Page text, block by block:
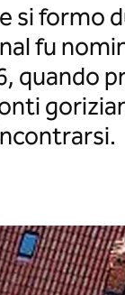
si formo
fu
quando